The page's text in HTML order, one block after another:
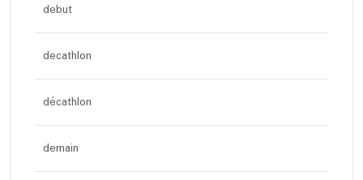
debut
decathlon
décathlon
demain